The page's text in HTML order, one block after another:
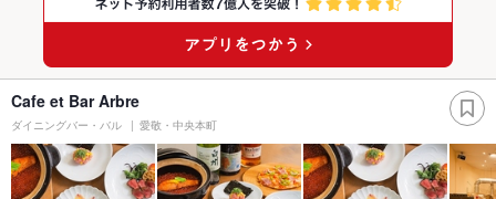
Cafe et Bar Arbre
ダイニングバー・バル 愛敬・中央本町